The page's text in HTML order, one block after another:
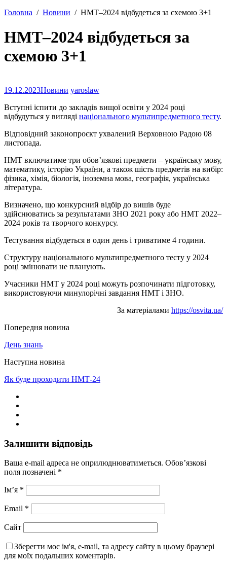
Головна
Новини НМТ–2024 відбудеться за схемою 3+1
НМТ–2024 відбудеться за
схемою 3+1
19.12.2023Новини yaroslaw
Вступні іспити до закладів вищої освіти у 2024 році
відбудуться у вигляді національного мультипредметного тесту.
Відповідний законопроєкт ухвалений Верховною Радою 08
листопада.
НМТ включатиме три обовʼязкові предмети – українську мову,
математику, історію України, а також шість предметів на вибір:
фізика, хімія, біологія, іноземна мова, географія, українська
література.
Визначено, що конкурсний відбір до вишів буде
здійснюватись за результатами ЗНО 2021 року або НМТ 2022–
2024 років та творчого конкурсу.
Тестування відбудеться в один день і триватиме 4 години.
Структуру національного мультипредметного тесту у 2024
році змінювати не планують.
Учасники НМТ у 2024 році можуть розпочинати підготовку,
використовуючи минулорічні завдання НМТ і ЗНО.
За матеріалами https://osvita.ua/
Попередня новина
День знань
Наступна новина
Як буде проходити НМТ-24
Залишити відповідь
Ваша e-mail адреса не оприлюднюватиметься. Обов’язкові
поля позначені *
Ім’я *
Email *
Сайт
Зберегти моє ім'я, e-mail, та адресу сайту в цьому браузері
для моїх подальших коментарів.